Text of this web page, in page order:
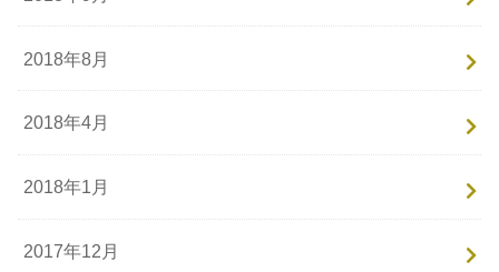
2018年8月
2018年4月
2018年1月
2017年12月